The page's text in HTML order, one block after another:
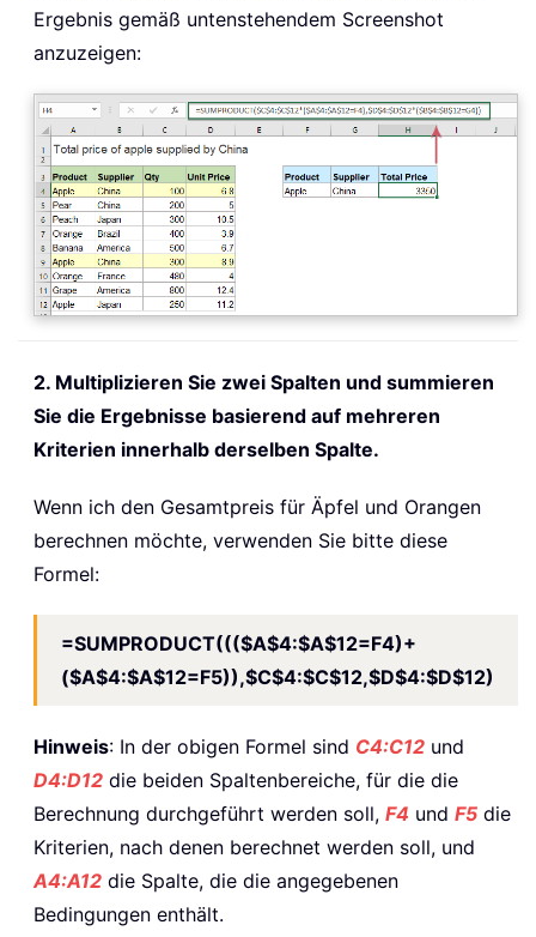
Ergebnis gemäß untenstehendem Screenshot
anzuzeigen:
2. Multiplizieren Sie zwei Spalten und summieren
Sie die Ergebnisse basierend auf mehreren
Kriterien innerhalb derselben Spalte.
Wenn ich den Gesamtpreis für Äpfel und Orangen
berechnen möchte, verwenden Sie bitte diese
Formel:
=SUMPRODUCT((($A$4:$A$12=F4)+
($A$4:$A$12=F5)),$C$4:$C$12,$D$4:$D$12)
Hinweis: In der obigen Formel sind C4:C12 und
D4:D12 die beiden Spaltenbereiche, für die die
Berechnung durchgeführt werden soll, F4 und F5 die
Kriterien, nach denen berechnet werden soll, und
A4:A12 die Spalte, die die angegebenen
Bedingungen enthält.